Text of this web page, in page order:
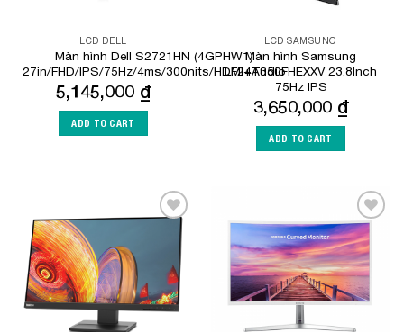
LCD DELL
Màn hình Dell S2721HN (4GPHW1)
27in/FHD/IPS/75Hz/4ms/300nits/HDMI+Audio
5,145,000 ₫
ADD TO CART
LCD SAMSUNG
Màn hình Samsung
LF24T350FHEXXV 23.8Inch
75Hz IPS
3,650,000 ₫
ADD TO CART
Add to
Wishlist
Add to
Wishlist